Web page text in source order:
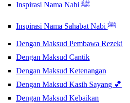
Inspirasi Nama Nabi ﷺ
Inspirasi Nama Sahabat Nabi ﷺ
Dengan Maksud Pembawa Rezeki
Dengan Maksud Cantik
Dengan Maksud Ketenangan
Dengan Maksud Kasih Sayang 💕
Dengan Maksud Kebaikan